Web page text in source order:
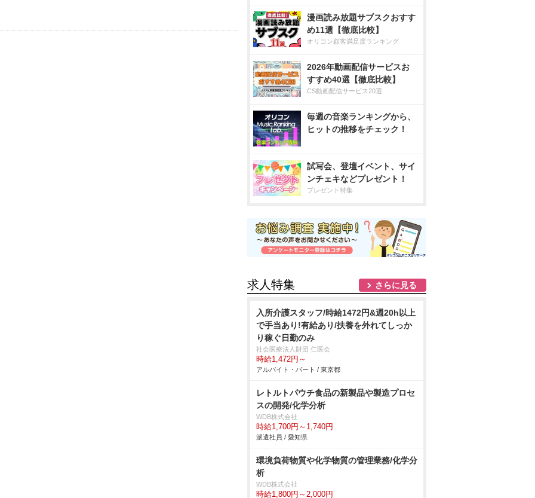
漫画読み放題サブスクおすす
め11選【徹底比較】
オリコン顧客満足度ランキング
2026年動画配信サービスお
すすめ40選【徹底比較】
CS動画配信サービス20選
毎週の音楽ランキングから、
ヒットの推移をチェック！
試写会、登壇イベント、サイ
ンチェキなどプレゼント！
プレゼント特集
求人特集 さらに見る
入所介護スタッフ/時給1472円&週20h以上
で手当あり!有給あり/扶養を外れてしっか
り稼ぐ日勤のみ
社会医療法人財団 仁医会
時給1,472円～
アルバイト・パート / 東京都
レトルトパウチ食品の新製品や製造プロセ
スの開発/化学分析
WDB株式会社
時給1,700円～1,740円
派遣社員 / 愛知県
環境負荷物質や化学物質の管理業務/化学分
析
WDB株式会社
時給1,800円～2,000円